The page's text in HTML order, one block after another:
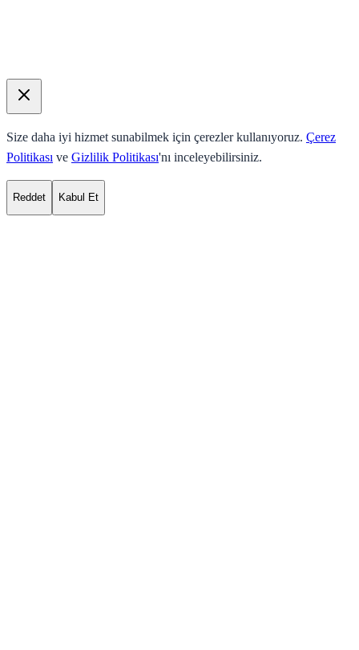
Size daha iyi hizmet sunabilmek için çerezler kullanıyoruz. Çerez
Politikası ve Gizlilik Politikası'nı inceleyebilirsiniz.
Reddet Kabul Et